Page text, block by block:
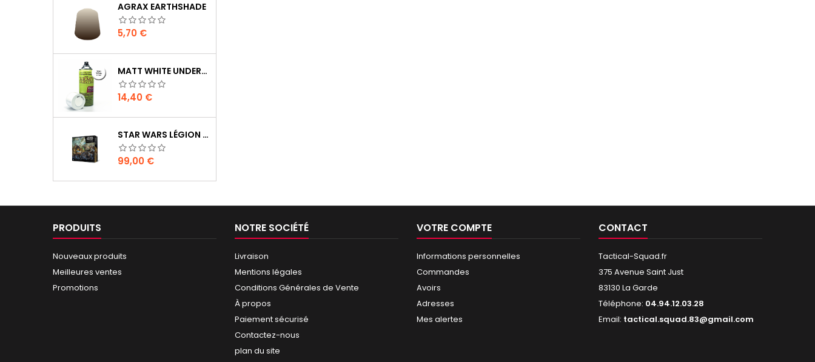
AGRAX EARTHSHADE
Prix
5,70 €
MATT WHITE UNDERCOAT
Prix
14,40 €
STAR WARS LÉGION : BOÎTE DE BASE CLONE WARS
Prix
99,00 €
PRODUITS
Nouveaux produits
Meilleures ventes
Promotions
NOTRE SOCIÉTÉ
Livraison
Mentions légales
Conditions Générales de Vente
À propos
Paiement sécurisé
Contactez-nous
plan du site
VOTRE COMPTE
Informations personnelles
Commandes
Avoirs
Adresses
Mes alertes
CONTACT
Tactical-Squad.fr
375 Avenue Saint Just
83130 La Garde
Téléphone: 04.94.12.03.28
Email: tactical.squad.83@gmail.com